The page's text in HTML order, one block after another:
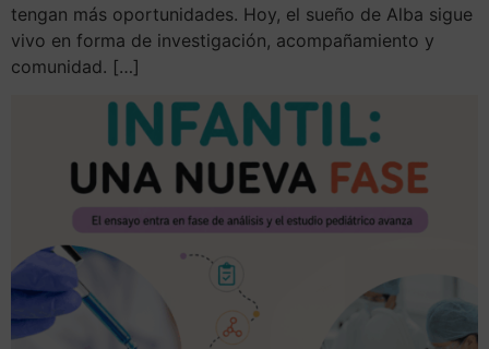
tengan más oportunidades. Hoy, el sueño de Alba sigue
vivo en forma de investigación, acompañamiento y
comunidad. […]